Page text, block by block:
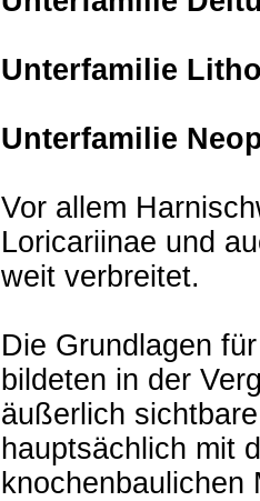
Unterfamilie
Unterfamilie
Vor allem
Loricariinae und
weit verbreitet.
Die Grundlagen
bildeten in der
äußerlich
hauptsächlich mit
knochenbaulichen